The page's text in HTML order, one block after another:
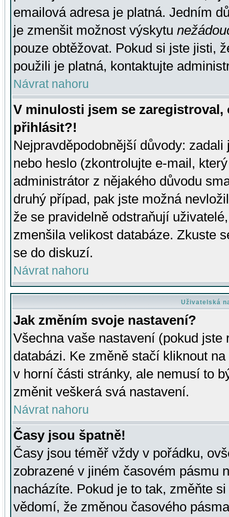
emailová adresa je platná. Jedním
je zmenšit možnost výskytu
pouze obtěžovat. Pokud si jste jisti,
použili je platná, kontaktujte
Návrat nahoru
V minulosti jsem se
přihlásit?!
Nejpravděpodobnější důvody:
nebo heslo (zkontrolujte e-mail,
administrátor z nějakého důvodu
druhý případ, pak jste možná
že se pravidelně odstraňují
zmenšila velikost databáze. Zkuste
se do diskuzí.
Návrat nahoru
Uživatelská
Jak změním svoje nastavení?
Všechna vaše nastavení (pokud
databázi. Ke změně stačí kliknout
v horní části stránky, ale nemusí to
změnit veškerá svá nastavení.
Návrat nahoru
Časy jsou špatně!
Časy jsou téměř vždy v pořádku,
zobrazené v jiném časovém pásmu
nacházíte. Pokud je to tak, změňte
vědomí, že změnou časového